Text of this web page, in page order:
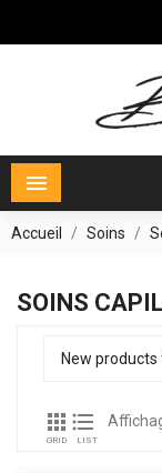

Accueil Soins
SOINS
New

GRID

LIST